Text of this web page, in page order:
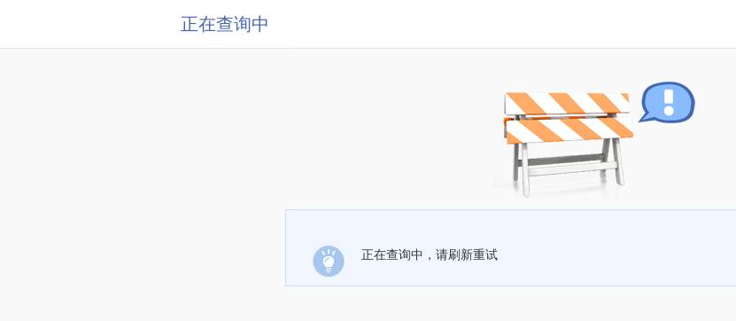
正在查询中
正在查询中，请刷新重试